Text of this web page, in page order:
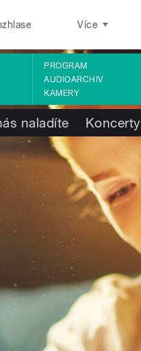
Více
PROGRAM
AUDIOARCHIV
KAMERY
naladíte Koncerty